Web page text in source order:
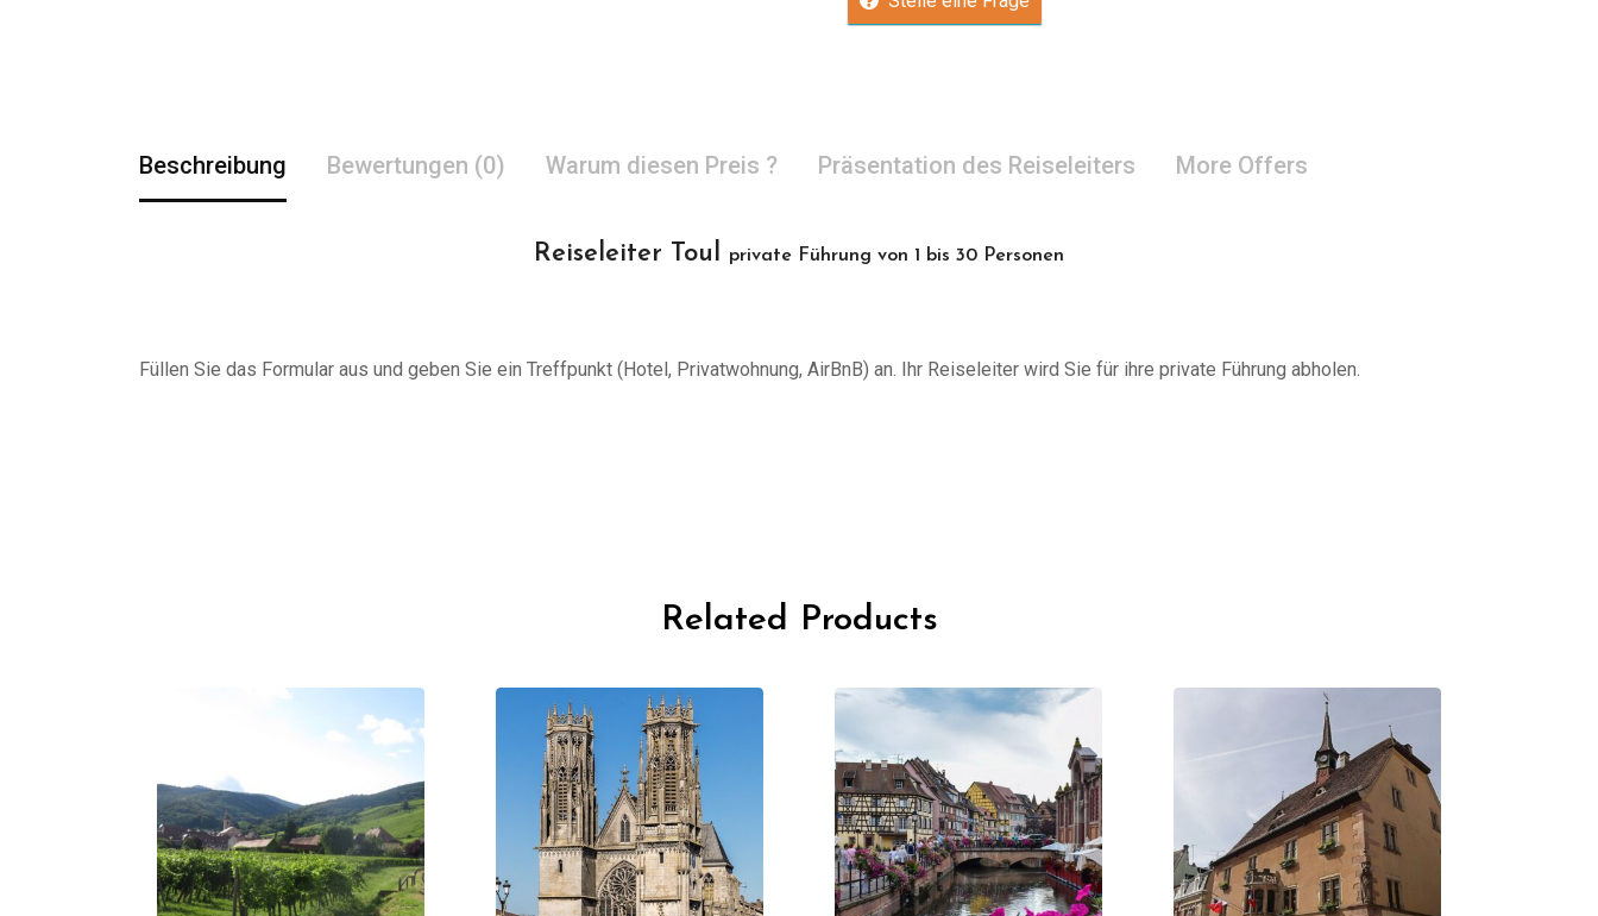
Beschreibung Bewertungen (0) Warum diesen Preis ? Präsentation des Reiseleiters More Offers
Reiseleiter Toul private Führung von 1 bis 30 Personen
Füllen Sie das Formular aus und geben Sie ein Treffpunkt (Hotel, Privatwohnung, AirBnB) an. Ihr Reiseleiter wird Sie für ihre private Führung abholen.
Related Products